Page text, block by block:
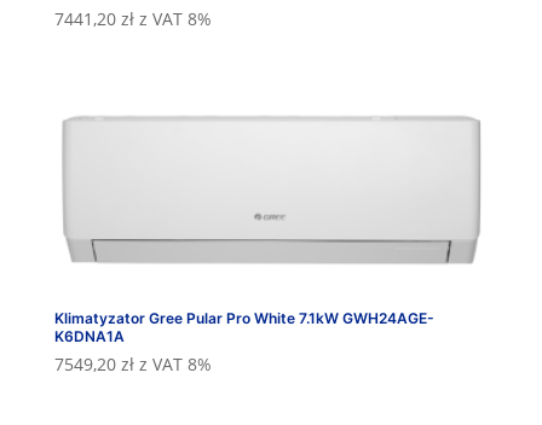
7441,20 zł z VAT 8%
Klimatyzator Gree Pular Pro White 7.1kW GWH24AGE-
K6DNA1A
7549,20 zł z VAT 8%